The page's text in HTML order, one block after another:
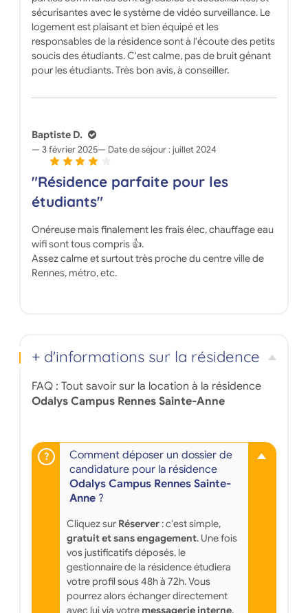
sécurisantes avec le système de vidéo surveillance. Le
logement est plaisant et bien équipé et les
responsables de la résidence sont à l'écoute des petits
soucis des étudiants. C'est calme, pas de bruit génant
pour les étudiants. Très bon avis, à conseiller.
Baptiste D.
3 février 2025 Date de séjour :juillet 2024
"Résidence parfaite pour les
étudiants"
Onéreuse mais finalement les frais élec, chauffage eau
wifi sont tous compris 👍.
Assez calme et surtout très proche du centre ville de
Rennes, métro, etc.
+ d'informations sur la résidence
FAQ : Tout savoir sur la location à la résidence
Odalys Campus Rennes Sainte-Anne
Comment déposer un dossier de
candidature pour la résidence
Odalys Campus Rennes Sainte-
Anne?
Cliquez sur Réserver: c'est simple,
gratuit et sans engagement. Une fois
vos justificatifs déposés, le
gestionnaire de la résidence étudiera
votre profil sous 48h à 72h. Vous
pourrez alors échanger directement
avec lui via votre messagerie interne.